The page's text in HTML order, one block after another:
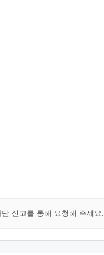
신고를 통해 요청해 주세요.